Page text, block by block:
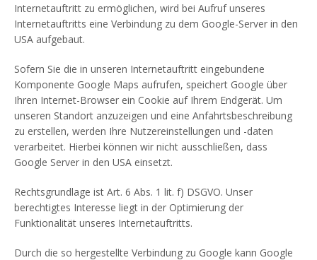
Internetauftritt zu ermöglichen, wird bei Aufruf unseres
Internetauftritts eine Verbindung zu dem Google-Server in den
USA aufgebaut.
Sofern Sie die in unseren Internetauftritt eingebundene
Komponente Google Maps aufrufen, speichert Google über
Ihren Internet-Browser ein Cookie auf Ihrem Endgerät. Um
unseren Standort anzuzeigen und eine Anfahrtsbeschreibung
zu erstellen, werden Ihre Nutzereinstellungen und -daten
verarbeitet. Hierbei können wir nicht ausschließen, dass
Google Server in den USA einsetzt.
Rechtsgrundlage ist Art. 6 Abs. 1 lit. f) DSGVO. Unser
berechtigtes Interesse liegt in der Optimierung der
Funktionalität unseres Internetauftritts.
Durch die so hergestellte Verbindung zu Google kann Google